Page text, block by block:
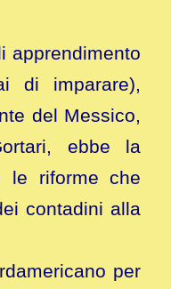
apprendimento
di imparare),
del Messico,
ebbe la
le riforme che
contadini alla
per